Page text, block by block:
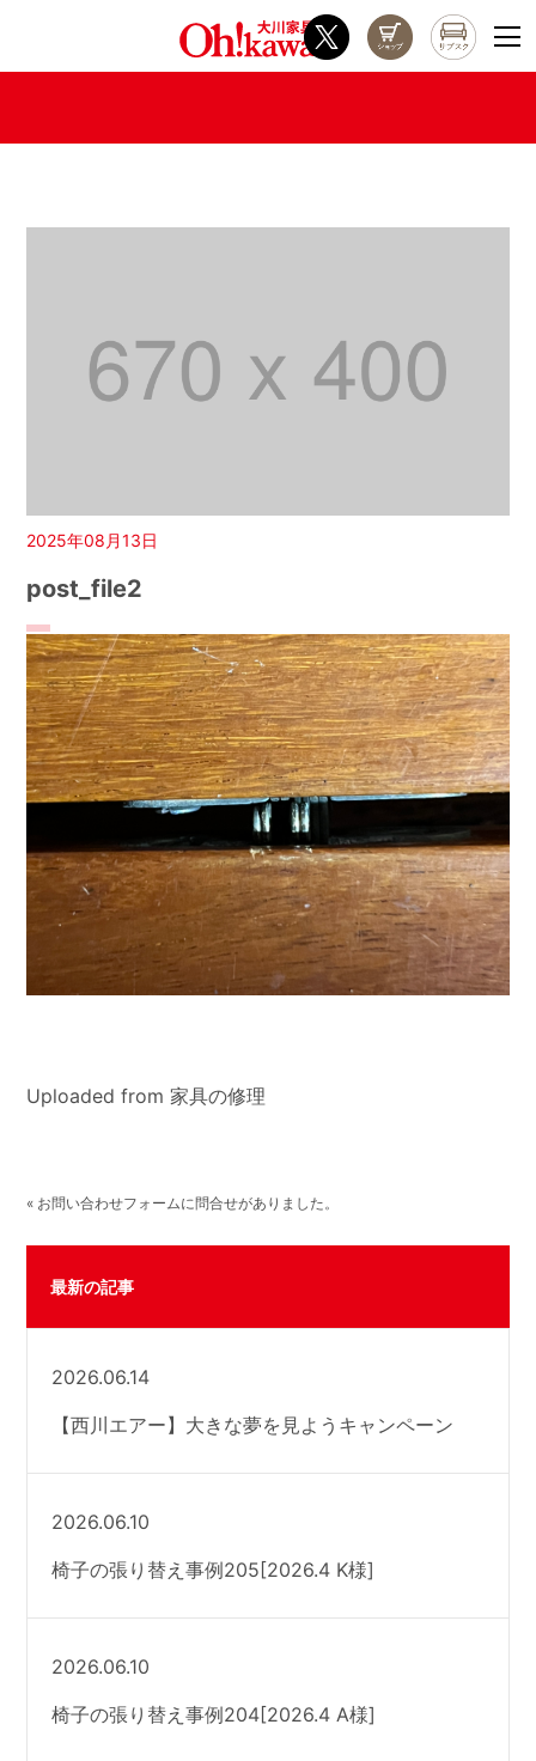
2025年08月13日
post_file2
Uploaded from 家具の修理
« お問い合わせフォームに問合せがありました。
最新の記事
2026.06.14
【西川エアー】大きな夢を見ようキャンペーン
2026.06.10
椅子の張り替え事例205[2026.4 K様]
2026.06.10
椅子の張り替え事例204[2026.4 A様]